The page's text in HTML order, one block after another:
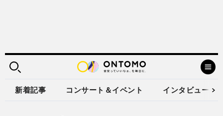
新着記事 コンサート＆イベント インタビュー